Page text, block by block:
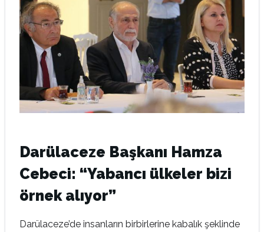
Darülaceze Başkanı Hamza
Cebeci: “Yabancı ülkeler bizi
örnek alıyor”
Darülaceze’de insanların birbirlerine kabalık şeklinde